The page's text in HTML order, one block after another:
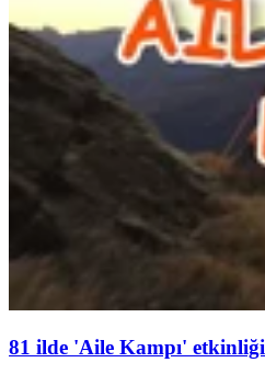
81 ilde 'Aile Kampı' etkinliği